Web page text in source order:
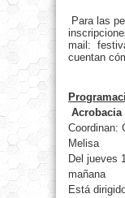
Para las
mail:
cuentan
Coordinan:
Melisa
Del jueves
mañana
Está